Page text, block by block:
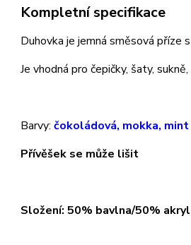
Kompletní specifikace
Duhovka je jemná směsová příze
Je vhodná pro čepičky, šaty,
Barvy: čokoládová, mokka, mint
Přívěšek se může lišit
Složení: 50% bavlna/50% akryl